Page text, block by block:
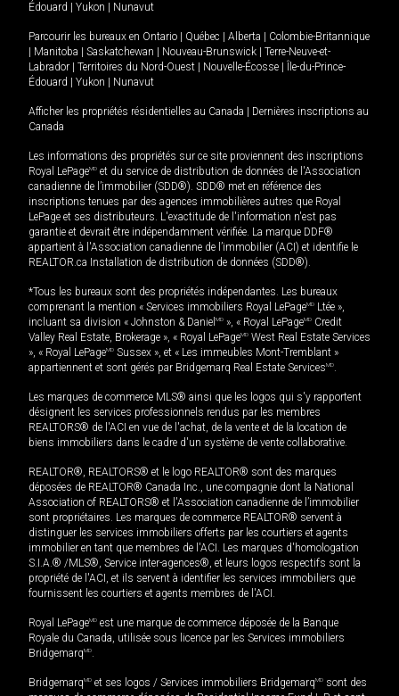
Édouard
Yukon Nunavut
Parcourir les bureaux en Ontario Québec Alberta
Colombie-Britannique
Manitoba Saskatchewan Nouveau-Brunswick
Terre-Neuve-et-
Labrador
Territoires du Nord-Ouest Nouvelle-Écosse
Île-du-Prince-
Édouard
Yukon Nunavut
Afficher les propriétés résidentielles au Canada
Dernières inscriptions au
Canada
Les informations des propriétés sur ce site proviennent des inscriptions
Royal LePageMD et du service de distribution de données de l'Association
canadienne de l’immobilier (SDD®). SDD® met en référence des
inscriptions tenues par des agences immobilières autres que Royal
LePage et ses distributeurs. L'exactitude de l'information n'est pas
garantie et devrait être indépendamment vérifiée. La marque DDF®
appartient à l'Association canadienne de l’immobilier (ACI) et identifie le
REALTOR.ca Installation de distribution de données (SDD®).
*Tous les bureaux sont des propriétés indépendantes. Les bureaux
comprenant la mention « Services immobiliers Royal LePageMD Ltée »,
incluant sa division « Johnston & Daniel MD », « Royal LePageMD Credit
Valley Real Estate, Brokerage », « Royal LePageMD West Real Estate Services
», « Royal LePageMD Sussex », et « Les immeubles Mont-Tremblant »
appartiennent et sont gérés par Bridgemarq Real Estate ServicesMD.
Les marques de commerce MLS® ainsi que les logos qui s'y rapportent
désignent les services professionnels rendus par les membres
REALTORS® de l'ACI en vue de l'achat, de la vente et de la location de
biens immobiliers dans le cadre d'un système de vente collaborative.
REALTOR®, REALTORS® et le logo REALTOR® sont des marques
déposées de REALTOR® Canada Inc., une compagnie dont la National
Association of REALTORS® et l'Association canadienne de l’immobilier
sont propriétaires. Les marques de commerce REALTOR® servent à
distinguer les services immobiliers offerts par les courtiers et agents
immobilier en tant que membres de l'ACI. Les marques d'homologation
S.I.A.® /MLS®, Service inter-agences®, et leurs logos respectifs sont la
propriété de l'ACI, et ils servent à identifier les services immobiliers que
fournissent les courtiers et agents membres de l'ACI.
Royal LePageMD est une marque de commerce déposée de la Banque
Royale du Canada, utilisée sous licence par les Services immobiliers
BridgemarqMD.
BridgemarqMD et ses logos / Services immobiliers BridgemarqMD sont des